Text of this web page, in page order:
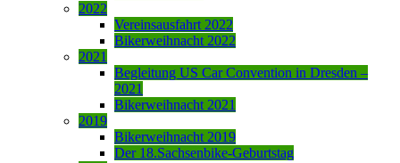
2022
Vereinsausfahrt 2022
Bikerweihnacht 2022
2021
Begleitung US Car Convention in Dresden –
2021
Bikerweihnacht 2021
2019
Bikerweihnacht 2019
Der 18.Sachsenbike-Geburtstag